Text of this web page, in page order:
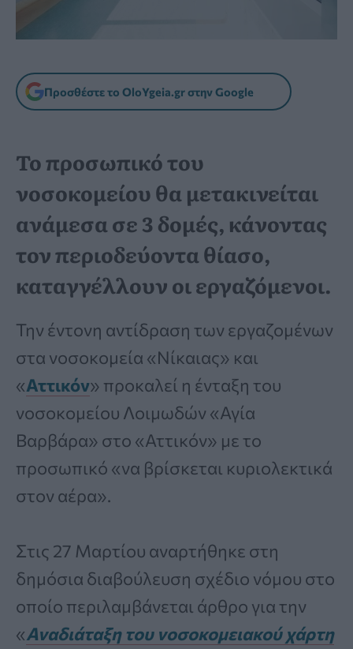
Προσθέστε το OloYgeia.gr στην Google
Το προσωπικό του
νοσοκομείου θα μετακινείται
ανάμεσα σε 3 δομές, κάνοντας
τον περιοδεύοντα θίασο,
καταγγέλλουν οι εργαζόμενοι.
Την έντονη αντίδραση των εργαζομένων
στα νοσοκομεία «Νίκαιας» και
«Αττικόν» προκαλεί η ένταξη του
νοσοκομείου Λοιμωδών «Αγία
Βαρβάρα» στο «Αττικόν» με το
προσωπικό «να βρίσκεται κυριολεκτικά
στον αέρα».
Στις 27 Μαρτίου αναρτήθηκε στη
δημόσια διαβούλευση σχέδιο νόμου στο
οποίο περιλαμβάνεται άρθρο για την
«Αναδιάταξη του νοσοκομειακού χάρτη